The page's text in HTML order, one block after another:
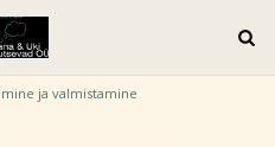
ja valmistamine